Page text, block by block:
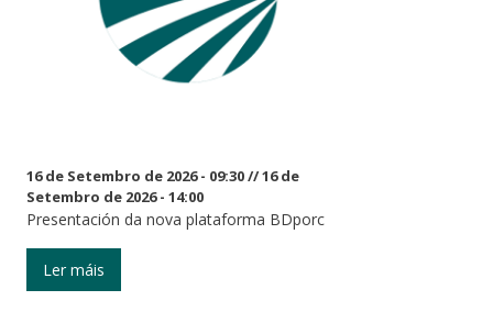
16 de Setembro de 2026 - 09:30//16 de
Setembro de 2026 - 14:00
Presentación da nova plataforma BDporc
Ler máis